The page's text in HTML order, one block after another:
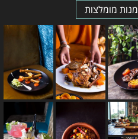
מנות מומלצות